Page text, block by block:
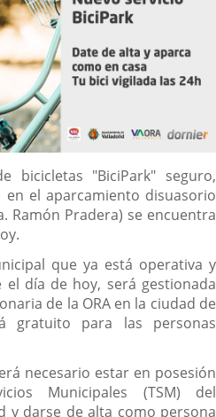
bicicletas "BiciPark" seguro,
el aparcamiento disuasorio
Ramón Pradera) se encuentra
que ya está operativa y
día de hoy, será gestionada
de la ORA en la ciudad de
gratuito para las personas
necesario estar en posesión
Municipales (TSM) del
y darse de alta como persona